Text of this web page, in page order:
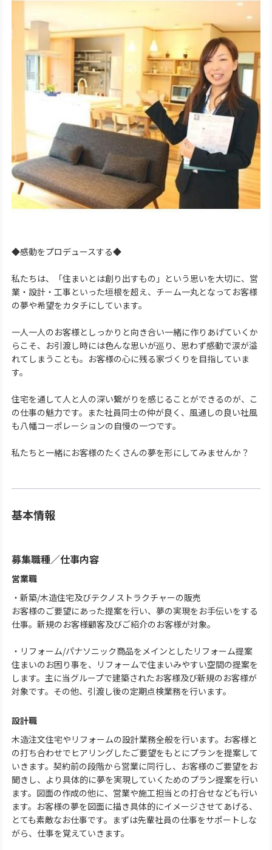
◆感動をプロデュースする◆
私たちは、「住まいとは創り出すもの」という思いを大切に、営
業・設計・工事といった垣根を超え、チーム一丸となってお客様
の夢や希望をカタチにしています。
一人一人のお客様としっかりと向き合い一緒に作りあげていくか
らこそ、お引渡し時には色んな思いが巡り、思わず感動で涙が溢
れてしまうことも。お客様の心に残る家づくりを目指していま
す。
住宅を通して人と人の深い繋がりを感じることができるのが、こ
の仕事の魅力です。また社員同士の仲が良く、風通しの良い社風
も八幡コーポレーションの自慢の一つです。
私たちと一緒にお客様のたくさんの夢を形にしてみませんか？
基本情報
募集職種／仕事内容
営業職
・新築/木造住宅及びテクノストラクチャーの販売
お客様のご要望にあった提案を行い、夢の実現をお手伝いをする
仕事。新規のお客様顧客及びご紹介のお客様が対象。
・リフォーム/パナソニック商品をメインとしたリフォーム提案
住まいのお困り事を、リフォームで住まいみやすい空間の提案を
します。主に当グループで建築されたお客様及び新規のお客様が
対象です。その他、引渡し後の定期点検業務を行います。
設計職
木造注文住宅やリフォームの設計業務全般を行います。お客様と
の打ち合わせでヒアリングしたご要望をもとにプランを提案して
いきます。契約前の段階から営業に同行し、お客様のご要望をお
聞きし、より具体的に夢を実現していくためのプラン提案を行い
ます。図面の作成の他に、営業や施工担当との打合せなども行い
ます。お客様の夢を図面に描き具体的にイメージさせてあげる、
とても素敵なお仕事です。まずは先輩社員の仕事をサポートしな
がら、仕事を覚えていきます。